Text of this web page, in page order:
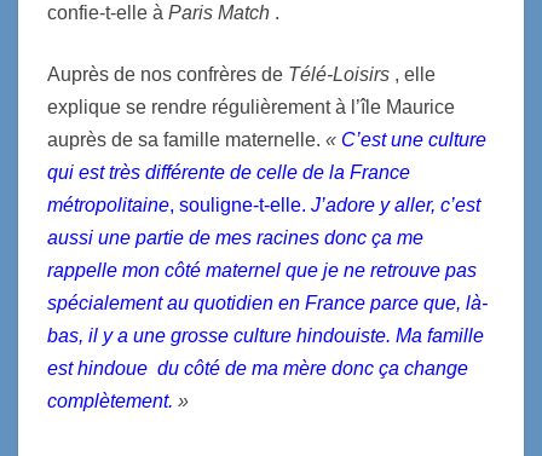
confie-t-elle à Paris Match .
Auprès de nos confrères de Télé-Loisirs , elle
explique se rendre régulièrement à l’île Maurice
auprès de sa famille maternelle. « C’est une culture
qui est très différente de celle de la France
métropolitaine, souligne-t-elle. J’adore y aller, c’est
aussi une partie de mes racines donc ça me
rappelle mon côté maternel que je ne retrouve pas
spécialement au quotidien en France parce que, là-
bas, il y a une grosse culture hindouiste. Ma famille
est hindoue du côté de ma mère donc ça change
complètement. »